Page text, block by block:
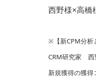
西野様×高橋
※【新CPM分析
CRM研究家 西
新規獲得の獲